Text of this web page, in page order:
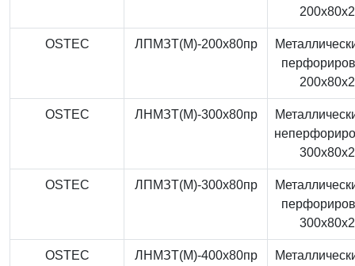
OSTEC ЛПМЗТ(М)-200x80пр
OSTEC ЛНМЗТ(М)-300x80пр
OSTEC ЛПМЗТ(М)-300x80пр
OSTEC ЛНМЗТ(М)-400x80пр